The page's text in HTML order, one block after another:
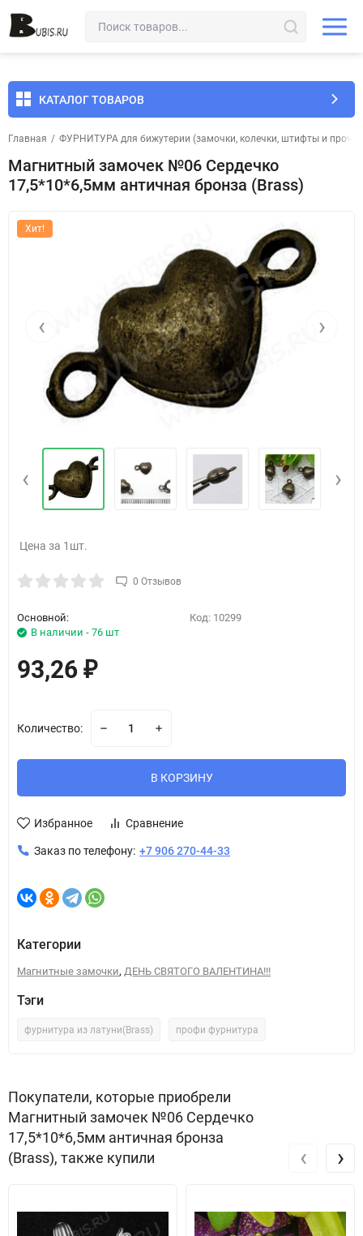
КАТАЛОГ ТОВАРОВ
Главная / ФУРНИТУРА для бижутерии (замочки, колечки, штифты и
Магнитный замочек №06 Сердечко
17,5*10*6,5мм античная бронза (Brass)
Хит!
‹ ›
‹ ›
Цена за 1шт.
0 Отзывов
Основной:
В наличии - 76 шт
Код: 10299
93,26 ₽
Количество:
В КОРЗИНУ
Избранное Сравнение
Заказ по телефону: +7 906 270-44-33
Категории
Магнитные замочки, ДЕНЬ СВЯТОГО ВАЛЕНТИНА!!!
Тэги
фурнитура из латуни(Brass) профи фурнитура
Покупатели, которые приобрели
Магнитный замочек №06 Сердечко
17,5*10*6,5мм античная бронза
(Brass), также купили
‹ ›